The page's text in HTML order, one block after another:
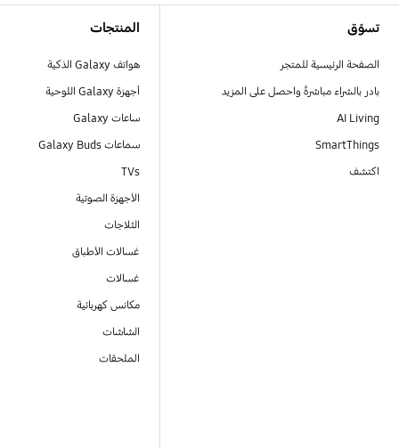
تسوّق
الصفحة الرئيسية للمتجر
بادر بالشراء مباشرةً واحصل على المزيد
AI Living
SmartThings
اكتشف
المنتجات
هواتف Galaxy الذكية
أجهزة Galaxy اللوحية
ساعات Galaxy
سماعات Galaxy Buds
TVs
الأجهزة الصوتية
الثلاجات
غسالات الأطباق
غسالات
مكانس كهربائية
الشاشات
الملحقات